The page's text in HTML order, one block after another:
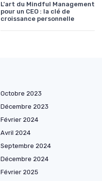
L'art du Mindful Management
pour un CEO : la clé de
croissance personnelle
Octobre 2023
Décembre 2023
Février 2024
Avril 2024
Septembre 2024
Décembre 2024
Février 2025